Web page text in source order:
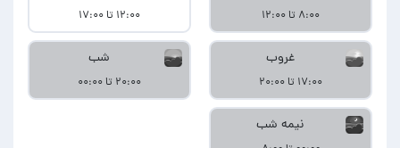
۸:۰۰ تا ۱۲:۰۰ ۱۲:۰۰ تا ۱۷:۰۰
غروب
۱۷:۰۰ تا ۲۰:۰۰
شب
۲۰:۰۰ تا ۰۰:۰۰
نیمه شب